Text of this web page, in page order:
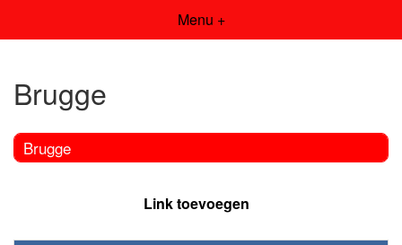
Menu +
Brugge
Brugge
Link toevoegen